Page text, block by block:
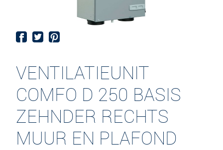
VENTILATIEUNIT
COMFO D 250 BASIS
ZEHNDER RECHTS
MUUR EN PLAFOND